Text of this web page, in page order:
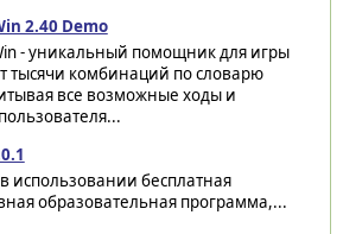
2.40 Demo
- уникальный помощник для игры
тысячи комбинаций по словарю
все возможные ходы и
использовании бесплатная
образовательная программа,...